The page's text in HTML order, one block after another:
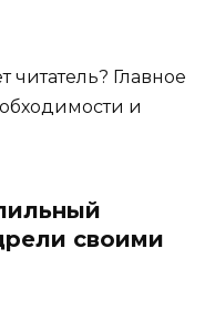
читатель? Главное
и
своими